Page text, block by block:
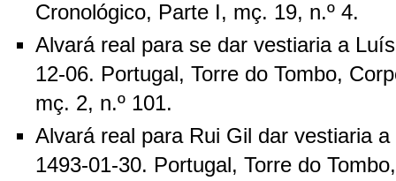
Cronológico, Parte I, mç. 19, n.º 4.
Alvará real para se dar vestiaria a
12-06. Portugal, Torre do Tombo,
mç. 2, n.º 101.
Alvará real para Rui Gil dar vestiaria
1493-01-30. Portugal, Torre do